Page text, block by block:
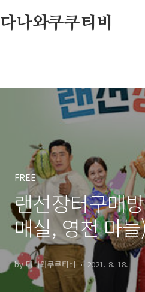
다나와쿠쿠티비
FREE
랜선장터구매
매실, 영천 마
역, 함양 함양파) 4회(진도
복, 광양 복수박)
by 다나와쿠쿠티비 2021. 8. 18.